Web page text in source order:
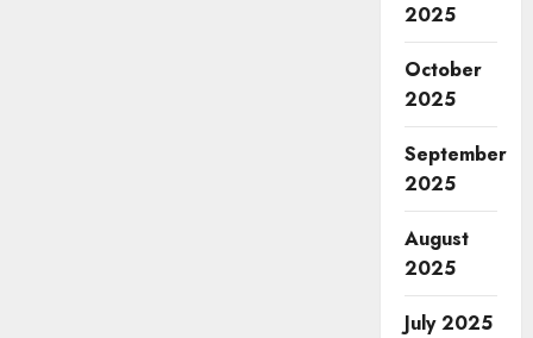
2025
October
2025
September
2025
August
2025
July 2025